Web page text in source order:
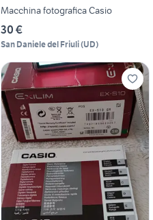
Macchina fotografica Casio
30 €
San Daniele del Friuli(UD)